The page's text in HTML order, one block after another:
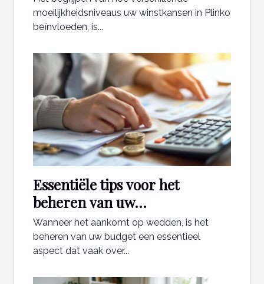
moeilijkheidsniveaus uw winstkansen in Plinko
beïnvloeden, is...
Essentiële tips voor het
beheren van uw
weddenschapsbudget
Wanneer het aankomt op wedden, is het
beheren van uw budget een essentieel
aspect dat vaak over...